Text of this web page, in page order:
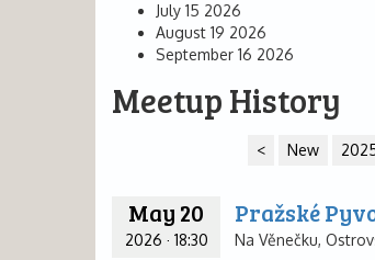
July 15 2026
August 19 2026
September 16 2026
Meetup History
< New
May 20
2026 · 18:30
Pražské
Na Věnečku,